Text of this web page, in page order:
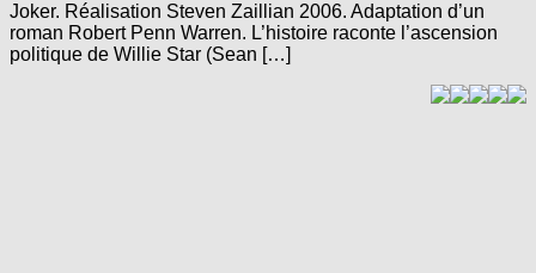
Joker. Réalisation Steven Zaillian 2006. Adaptation d’un
roman Robert Penn Warren. L’histoire raconte l’ascension
politique de Willie Star (Sean […]